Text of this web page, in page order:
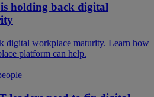
holding back digital
digital workplace maturity. Learn how
platform can help.